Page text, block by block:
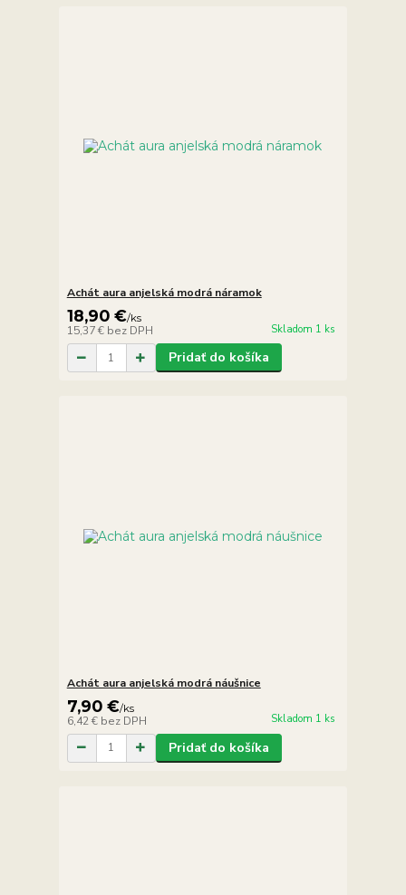
Achát aura anjelská modrá náramok
18,90 €/ks
15,37 € bez DPH Skladom 1 ks
Pridať do košíka
Achát aura anjelská modrá náušnice
7,90 €/ks
6,42 € bez DPH Skladom 1 ks
Pridať do košíka